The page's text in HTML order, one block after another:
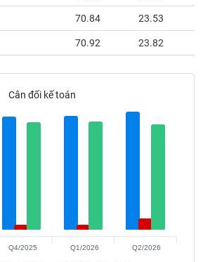
70.84 23.53
70.92 23.82
Cân đối kế toán
Q4/2025 Q1/2026 Q2/2026